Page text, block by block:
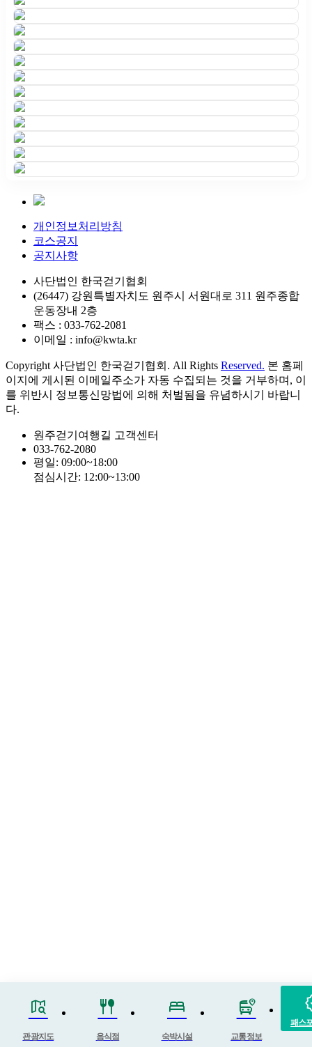
개인정보처리방침
코스공지
공지사항
사단법인 한국걷기협회
(26447) 강원특별자치도 원주시 서원대로 311 원주종합
운동장내 2층
팩스 : 033-762-2081
이메일 : info@kwta.kr
Copyright 사단법인 한국걷기협회. All Rights Reserved. 본 홈페
이지에 게시된 이메일주소가 자동 수집되는 것을 거부하며, 이
를 위반시 정보통신망법에 의해 처벌됨을 유념하시기 바랍니
다.
원주걷기여행길 고객센터
033-762-2080
평일: 09:00~18:00
점심시간: 12:00~13:00
map_search
관광지도
fork_spoon
음식점
bed
숙박시설
bus_map_pin
교통정보
패스